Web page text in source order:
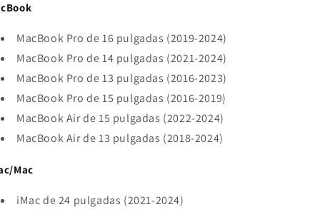
MacBook Pro de 16 pulgadas (2019-2024)
MacBook Pro de 14 pulgadas (2021-2024)
MacBook Pro de 13 pulgadas (2016-2023)
MacBook Pro de 15 pulgadas (2016-2019)
MacBook Air de 15 pulgadas (2022-2024)
MacBook Air de 13 pulgadas (2018-2024)
Mac
iMac de 24 pulgadas (2021-2024)